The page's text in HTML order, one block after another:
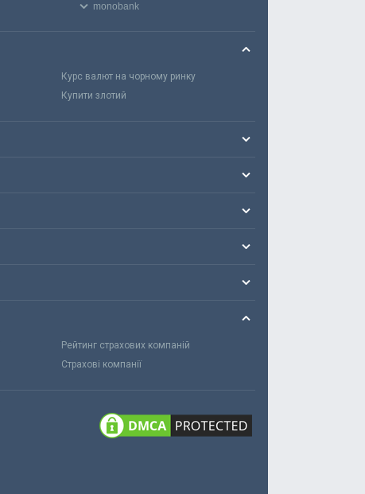
monobank
Курс валют на чорному ринку
Купити злотий
Рейтинг страхових компаній
Страхові компанії